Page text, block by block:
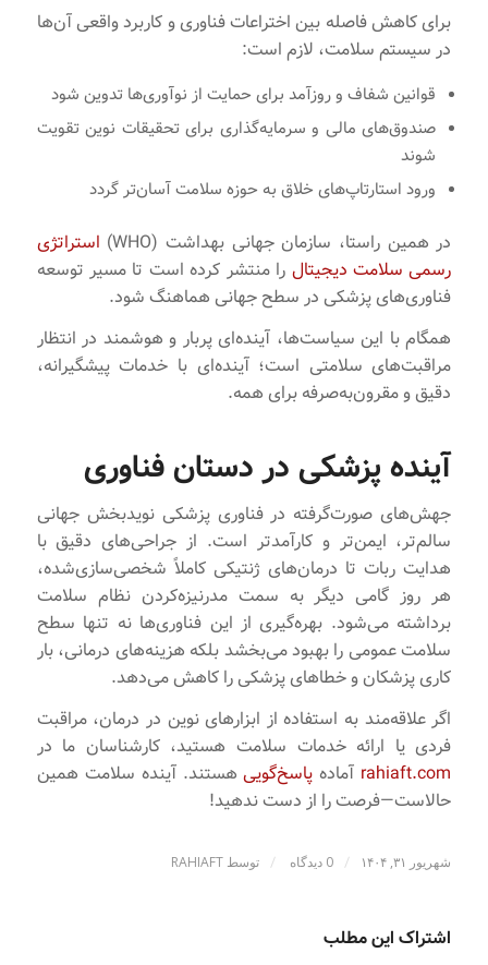
برای کاهش فاصله بین اختراعات فناوری و کاربرد واقعی آن‌ها
در سیستم سلامت، لازم است:
قوانین شفاف و روزآمد برای حمایت از نوآوری‌ها تدوین شود
صندوق‌های مالی و سرمایه‌گذاری برای تحقیقات نوین تقویت
شوند
ورود استارتاپ‌های خلاق به حوزه سلامت آسان‌تر گردد
در همین راستا، سازمان جهانی بهداشت (WHO)
استراتژی
رسمی سلامت دیجیتال را منتشر کرده است تا مسیر توسعه
فناوری‌های پزشکی در سطح جهانی هماهنگ شود.
همگام با این سیاست‌ها، آینده‌ای پربار و هوشمند در انتظار
مراقبت‌های سلامتی است؛ آینده‌ای با خدمات پیشگیرانه،
دقیق و مقرون‌به‌صرفه برای همه.
آینده پزشکی در دستان فناوری
جهش‌های صورت‌گرفته در فناوری پزشکی نویدبخش جهانی
سالم‌تر، ایمن‌تر و کارآمدتر است. از جراحی‌های دقیق با
هدایت ربات تا درمان‌های ژنتیکی کاملاً شخصی‌سازی‌شده،
هر روز گامی دیگر به سمت مدرنیزه‌کردن نظام سلامت
برداشته می‌شود. بهره‌گیری از این فناوری‌ها نه تنها سطح
سلامت عمومی را بهبود می‌بخشد بلکه هزینه‌های درمانی، بار
کاری پزشکان و خطاهای پزشکی را کاهش می‌دهد.
اگر علاقه‌مند به استفاده از ابزارهای نوین در درمان، مراقبت
فردی یا ارائه خدمات سلامت هستید، کارشناسان ما در
rahiaft.com آماده پاسخ‌گوییهستند. آینده سلامت همین
حالاست—فرصت را از دست ندهید!
شهریور ۳۱, ۱۴۰۴ / 0 دیدگاه / توسط RAHIAFT
اشتراک این مطلب